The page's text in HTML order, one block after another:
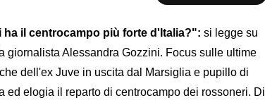
il centrocampo più forte d'Italia?": si legge su
giornalista Alessandra Gozzini. Focus sulle ultime
dell'ex Juve in uscita dal Marsiglia e pupillo di
ed elogia il reparto di centrocampo dei rossoneri. Di